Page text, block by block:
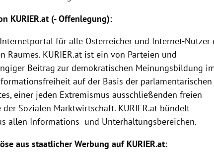
KURIER.at (-Offenlegung):
für alle Österreicher und Internet-Nutzer
Raumes. KURIER.at ist ein von Parteien und
Beitrag zur demokratischen Meinungsbildung
auf der Basis der parlamentarischen
einer jeden Extremismus ausschließenden freien
der Sozialen Marktwirtschaft. KURIER.at bündelt
allen Informations- und Unterhaltungsbereichen.
aus staatlicher Werbung auf KURIER.at: